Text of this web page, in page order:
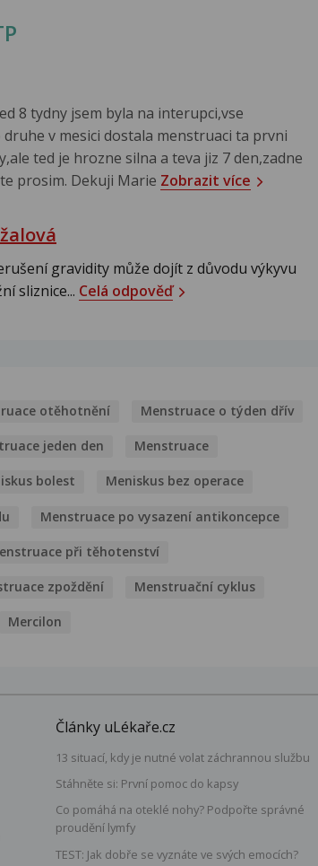
8 tydny jsem byla na interupci,vse
v mesici dostala menstruaci ta prvni
ted je hrozne silna a teva jiz 7 den,zadne
prosim. Dekuji Marie Zobrazit více
gravidity může dojít z důvodu výkyvu
sliznice... Celá odpověď
otěhotnění Menstruace o týden dřív
jeden den Menstruace
bolest Meniskus bez operace
Menstruace po vysazení antikoncepce
při těhotenství
zpoždění Menstruační cyklus
Mercilon
Články uLékaře.cz
13 situací, kdy je nutné volat záchrannou službu
Stáhněte si: První pomoc do kapsy
Co pomáhá na oteklé nohy? Podpořte správné
proudění lymfy
TEST: Jak dobře se vyznáte ve svých emocích?